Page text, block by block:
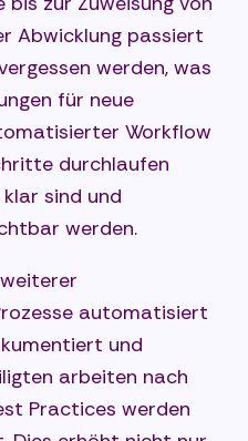
Abwicklung passiert
werden, was
für neue
Workflow
durchlaufen
sind und
werden.
automatisiert
und
arbeiten nach
Practices werden